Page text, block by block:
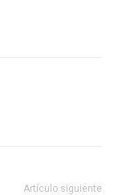
Artículo siguiente